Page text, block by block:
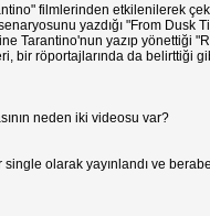
filmlerinden etkilenilerek
yazdığı "From Dusk
Tarantino'nun yazıp yönettiği
bir röportajlarında da belirttiği
neden iki videosu var?
single olarak yayınlandı ve